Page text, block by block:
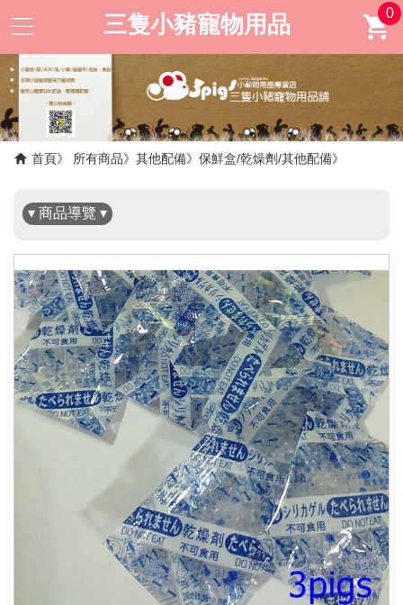
三隻小豬寵物用品 0
首頁 所有商品 其他配備 保鮮盒/乾燥劑/其他配備
▾ 商品導覽 ▾
✖